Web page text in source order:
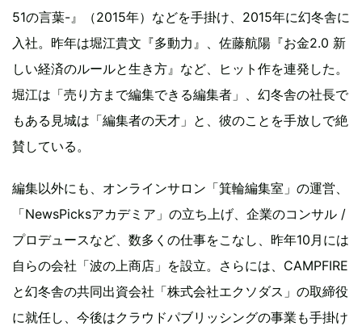
51の言葉-』（2015年）などを手掛け、2015年に幻冬舎に
入社。昨年は堀江貴文『多動力』、佐藤航陽『お金2.0 新
しい経済のルールと生き方』など、ヒット作を連発した。
堀江は「売り方まで編集できる編集者」、幻冬舎の社長で
もある見城は「編集者の天才」と、彼のことを手放しで絶
賛している。
編集以外にも、オンラインサロン「箕輪編集室」の運営、
「NewsPicksアカデミア」の立ち上げ、企業のコンサル /
プロデュースなど、数多くの仕事をこなし、昨年10月には
自らの会社「波の上商店」を設立。さらには、CAMPFIRE
と幻冬舎の共同出資会社「株式会社エクソダス」の取締役
に就任し、今後はクラウドパブリッシングの事業も手掛け